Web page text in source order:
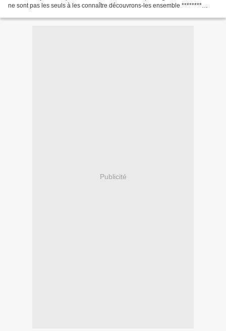
ne sont pas les seuls à les connaître découvrons-les ensemble ********
Publicité